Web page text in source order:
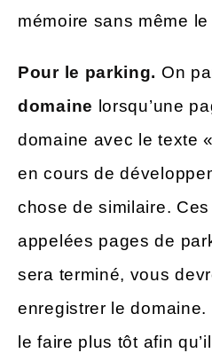
mémoire sans même
Pour le parking. On
domaine lorsqu’une
domaine avec le texte
en cours de
chose de similaire.
appelées pages de
sera terminé, vous
enregistrer le
le faire plus tôt afin